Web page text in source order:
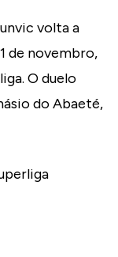
volta a
de novembro,
O duelo
do Abaeté,